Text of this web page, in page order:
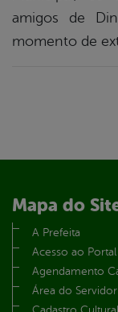
amigos de
momento de
Mapa do
A Prefeita
Acesso ao
Agendamento
Área do Servidor